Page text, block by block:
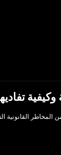
المخاطر القانونية